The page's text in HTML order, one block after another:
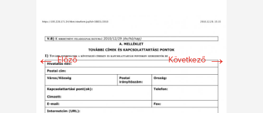
←Előző Következő→